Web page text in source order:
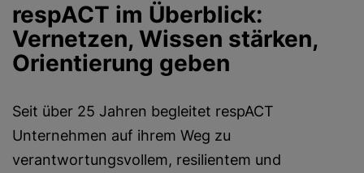
respACT im Überblick:
Vernetzen, Wissen stärken,
Orientierung geben
Seit über 25 Jahren begleitet respACT
Unternehmen auf ihrem Weg zu
verantwortungsvollem, resilientem und